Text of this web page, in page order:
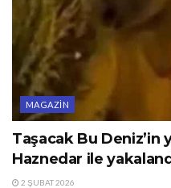
MAGAZIN
Taşacak Bu Deniz’in
Haznedar ile
2 ŞUBAT 2026